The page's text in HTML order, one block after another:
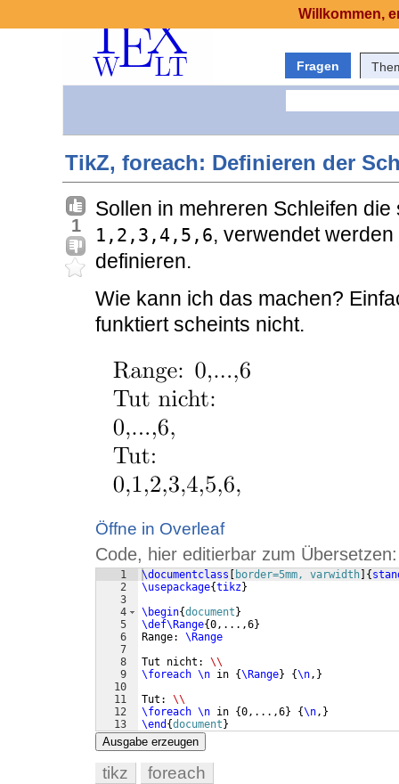
Fragen
TikZ, foreach: Definieren der
1
Sollen in mehreren Schleifen
1,2,3,4,5,6, verwendet
definieren.
Wie kann ich das machen?
funktiert scheints nicht.
Öffne in Overleaf
Code, hier editierbar zum Übersetzen:
1
2
3
4
5
6
7
8
9
10
11
12
13
\documentclass border=5mm, varwidth {
\usepackage{tikz}
\begin{document }
\def\Range{0,...,6}
Range: \Range
Tut nicht: \\
\foreach \n in {\Range} {\n, }
Tut: \\
\foreach \n in {0,...,6} {\n, }
\end {document }
Ausgabe erzeugen
tikz foreach
Willkommen,